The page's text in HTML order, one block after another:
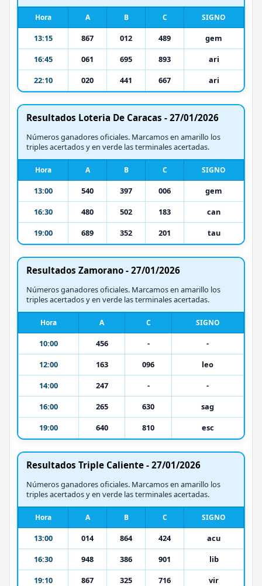
Hora A B C SIGNO
13:15 867 012 489
gem
16:45
061 695 893
ari
22:10
020 441 667 ari
Resultados Loteria De Caracas - 27/01/2026
Números ganadores oficiales. Marcamos en amarillo los
triples acertados y en verde las terminales acertadas.
Hora A B C SIGNO
13:00 540 397 006
gem
16:30
480 502 183
can
19:00
689 352 201 tau
Resultados Zamorano - 27/01/2026
Números ganadores oficiales. Marcamos en amarillo los
triples acertados y en verde las terminales acertadas.
Hora A C SIGNO
10:00 456 -
-
12:00
163 096
leo
14:00
247 -
-
16:00
265 630
sag
19:00
640 810 esc
Resultados Triple Caliente - 27/01/2026
Números ganadores oficiales. Marcamos en amarillo los
triples acertados y en verde las terminales acertadas.
Hora A B C SIGNO
13:00 014 864 424
acu
16:30
948 386 901
lib
19:10
867 325 716 vir